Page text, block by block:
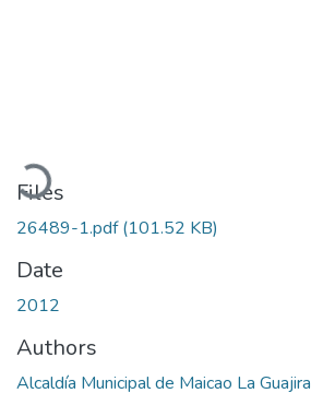
Loading...
Files
26489-1.pdf(101.52 KB)
Date
2012
Authors
Alcaldía Municipal de Maicao La Guajira